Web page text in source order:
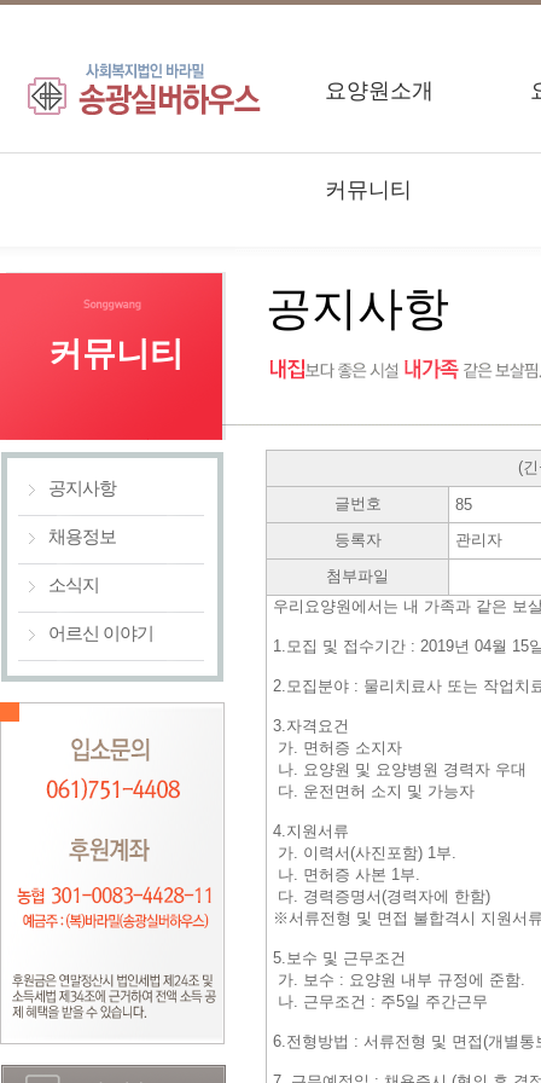
요양원소개
커뮤니티
커뮤니티
공지사항
채용정보
소식지
어르신 이야기
공지사항
(
글번호
85
등록자
관리자
첨부파일
우리요양원에서는 내 가족과 같은 보
1.모집 및 접수기간 : 2019년 04월 15
2.모집분야 : 물리치료사 또는 작업치
3.자격요건
가. 면허증 소지자
나. 요양원 및 요양병원 경력자 우대
다. 운전면허 소지 및 가능자
4.지원서류
가. 이력서(사진포함) 1부.
나. 면허증 사본 1부.
다. 경력증명서(경력자에 한함)
※서류전형 및 면접 불합격시 지원서
5.보수 및 근무조건
가. 보수 : 요양원 내부 규정에 준함.
나. 근무조건 : 주5일 주간근무
6.전형방법 : 서류전형 및 면접(개별통